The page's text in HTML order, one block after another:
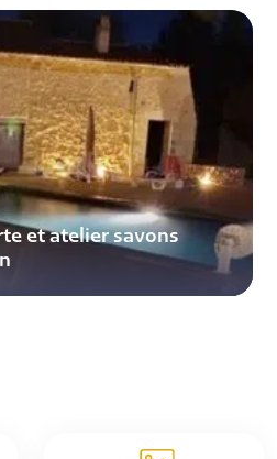
et atelier savons